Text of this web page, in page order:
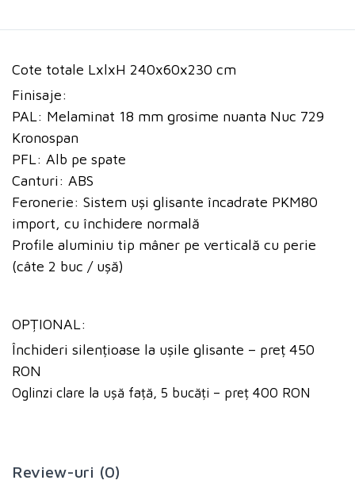
Cote totale LxlxH 240x60x230 cm
Finisaje:
PAL: Melaminat 18 mm grosime nuanta Nuc 729
Kronospan
PFL: Alb pe spate
Canturi: ABS
Feronerie: Sistem uși glisante încadrate PKM80
import, cu închidere normală
Profile aluminiu tip mâner pe verticală cu perie
(câte 2 buc / ușă)
OPȚIONAL:
Închideri silențioase la ușile glisante – preț 450
RON
Oglinzi clare la ușă față, 5 bucăți – preț 400 RON
Review-uri (0)